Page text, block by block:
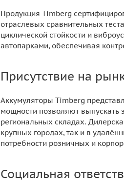
Продукция Timberg
отраслевых сравнительных
циклической стойкости и
автопарками, обеспечивая
Присутствие на
Аккумуляторы Timberg
мощности позволяют выпускать
региональных складах.
крупных городах, так и в
потребности розничных и
Социальная